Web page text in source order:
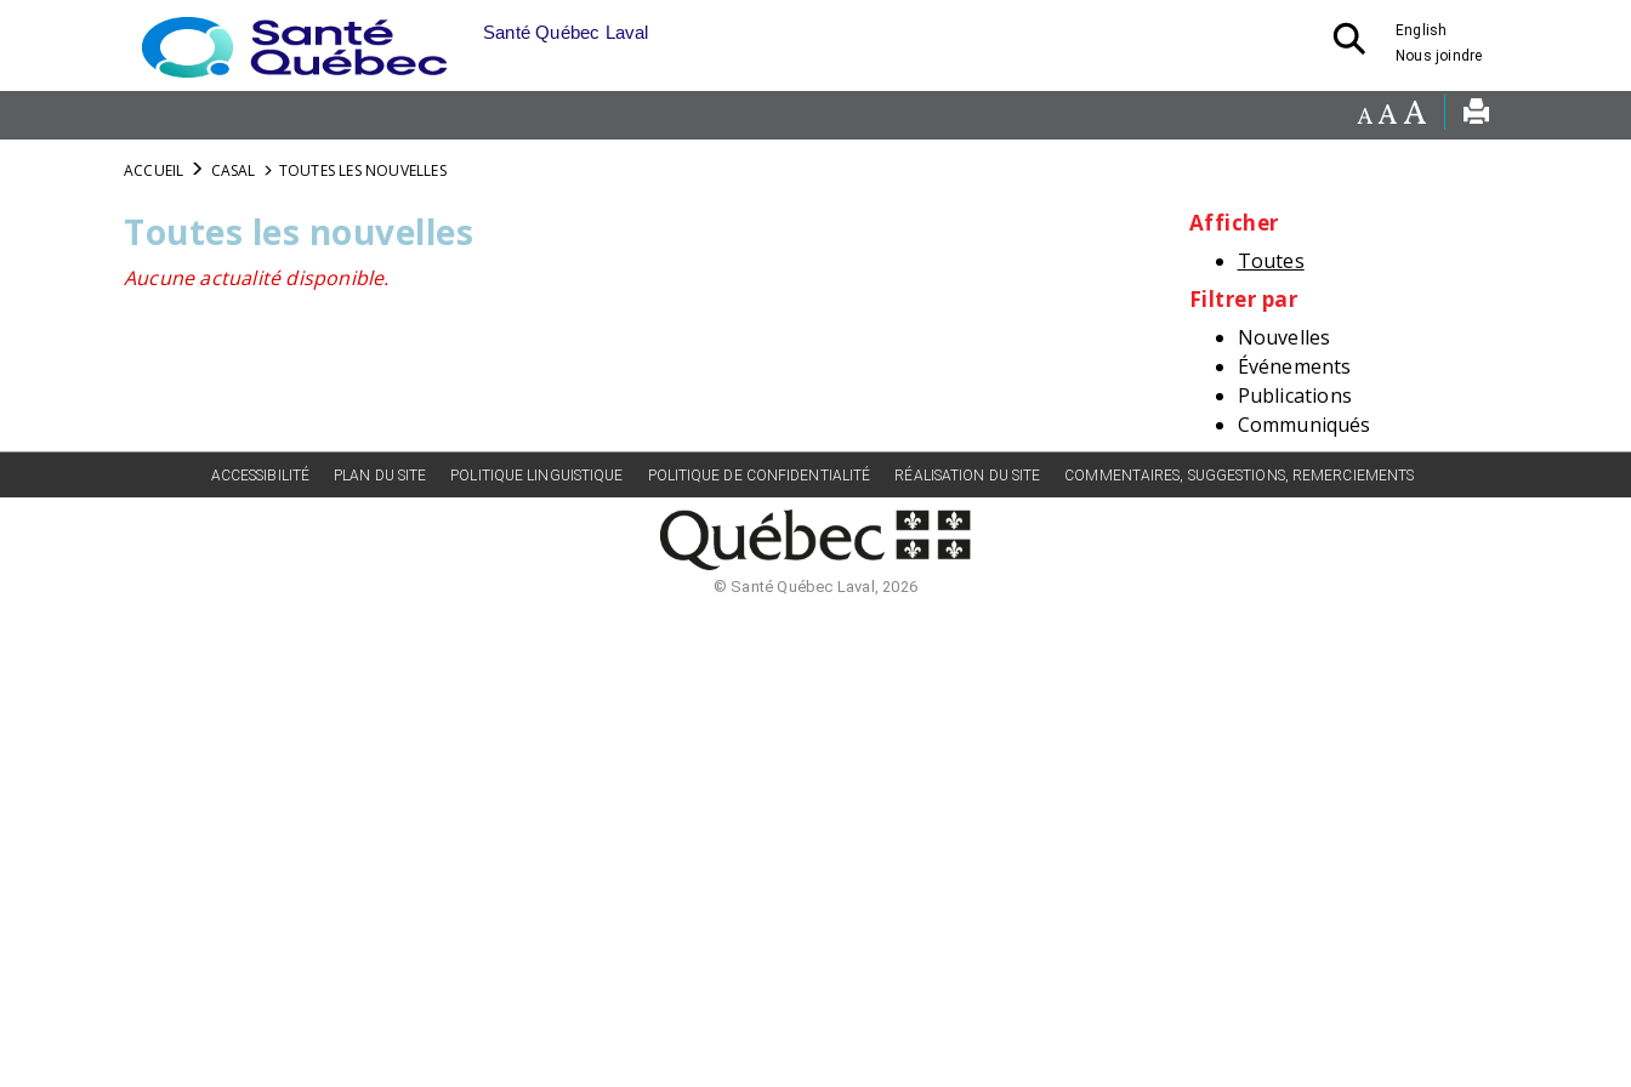
English
Nous joindre
Santé Québec Laval
ACCUEIL CASAL TOUTES LES NOUVELLES
Toutes les nouvelles
Aucune actualité disponible.
Afficher
Toutes
Filtrer par
Nouvelles
Événements
Publications
Communiqués
ACCESSIBILITÉ PLAN DU SITE POLITIQUE LINGUISTIQUE POLITIQUE DE CONFIDENTIALITÉ RÉALISATION DU SITE COMMENTAIRES, SUGGESTIONS, REMERCIEMENTS
© Santé Québec Laval, 2026